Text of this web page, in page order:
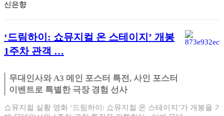
신은향
‘드림하이: 쇼뮤지컬 온 스테이지’ 개봉
1주차 관객 …
무대인사와 A3 메인 포스터 특전, 사인 포스터
이벤트로 특별한 극장 경험 선사
쇼뮤지컬 실황 영화 ‘드림하이: 쇼뮤지컬 온 스테이지’가 개봉을 기